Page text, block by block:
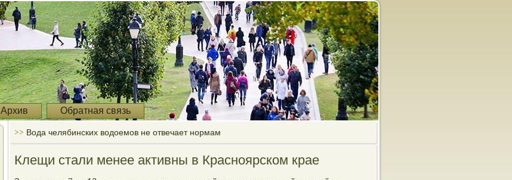
Архив Обратная связь
>> Вода челябинских водоемов не отвечает нормам
Клещи стали менее активны в Красноярском крае